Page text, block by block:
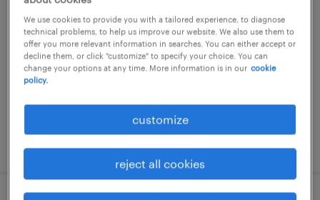
大阪府大阪市北区, 大阪府
temp to perm
¥1600.00 per hour
We use cookies to provide you with a tailored experience, to diagnose
technical problems, to help us improve our website. We also use them to
offer you more relevant information in searches. You can either accept or
decline them, or click "customize" to specify your choice. You can
change your options at any time. More information is in our cookie
policy.
customize
reject all cookies